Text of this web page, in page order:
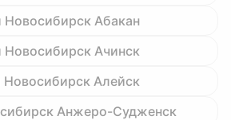
Новосибирск Абакан
Новосибирск Ачинск
Новосибирск Алейск
Анжеро-Судженск